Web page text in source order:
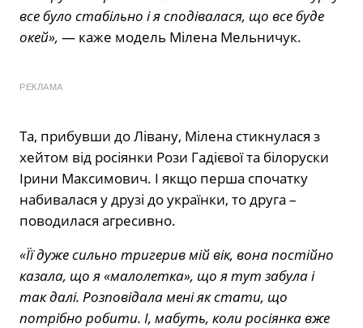
все було стабільно і я сподівалася, що все буде
окей», — каже модель Мілена Мельничук.
РЕКЛАМА
Та, прибувши до Лівану, Мілена стикнулася з
хейтом від росіянки Рози Гадієвої та білоруски
Ірини Максимович. І якщо перша спочатку
набивалася у друзі до українки, то друга –
поводилася агресивно.
«Її дуже сильно тригерив мій вік, вона постійно
казала, що я «малолетка», що я тут забула і
так далі. Розповідала мені як стати, що
потрібно робити. І, мабуть, коли росіянка вже